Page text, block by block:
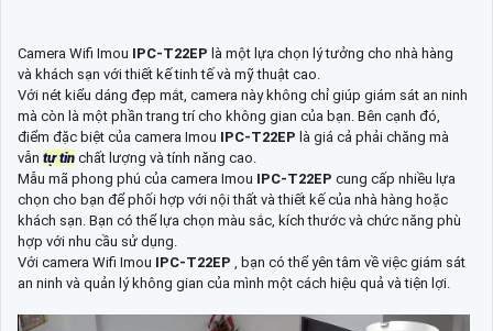
Camera Wifi Imou IPC-T22EP là một lựa chọn lý tưởng cho nhà hàng
và khách sạn với thiết kế tinh tế và mỹ thuật cao.
Với nét kiểu dáng đẹp mắt, camera này không chỉ giúp giám sát an ninh
mà còn là một phần trang trí cho không gian của bạn. Bên cạnh đó,
điểm đặc biệt của camera Imou IPC-T22EP là giá cả phải chăng mà
vẫn tự tin chất lượng và tính năng cao.
Mẫu mã phong phú của camera Imou IPC-T22EP cung cấp nhiều lựa
chọn cho bạn để phối hợp với nội thất và thiết kế của nhà hàng hoặc
khách sạn. Bạn có thể lựa chọn màu sắc, kích thước và chức năng phù
hợp với nhu cầu sử dụng.
Với camera Wifi Imou IPC-T22EP
, bạn có thể yên tâm về việc giám sát
an ninh và quản lý không gian của mình một cách hiệu quả và tiện lợi.